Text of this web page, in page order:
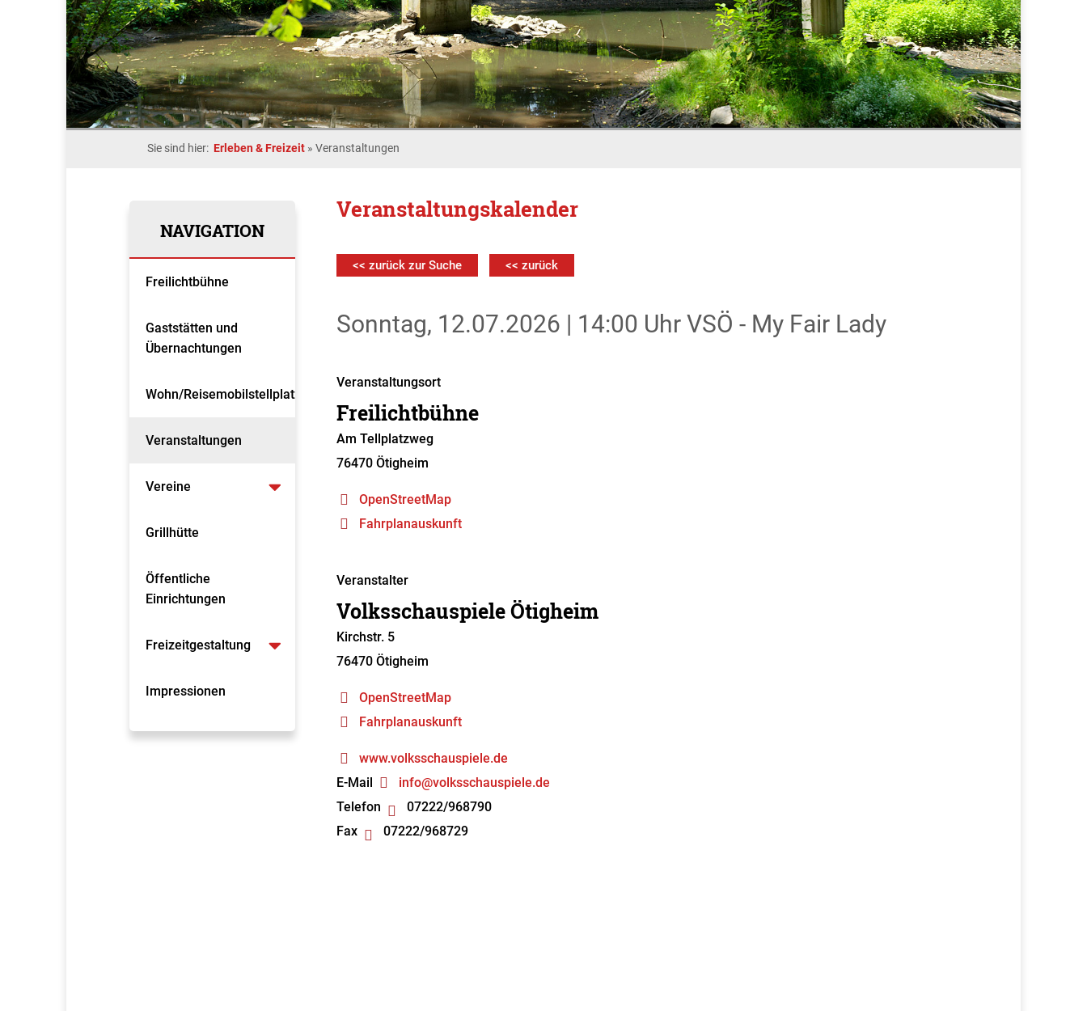
Sie sind hier: Erleben & Freizeit » Veranstaltungen
NAVIGATION
Freilichtbühne
Gaststätten und
Übernachtungen
Wohn/Reisemobilstellplatz
Veranstaltungen
Vereine
Grillhütte
Öffentliche
Einrichtungen
Freizeitgestaltung
Impressionen
Veranstaltungskalender
<< zurück zur Suche << zurück
Sonntag, 12.07.2026 | 14:00 UhrVSÖ - My Fair Lady
Veranstaltungsort
Freilichtbühne
Am Tellplatzweg
76470 Ötigheim
OpenStreetMap
Fahrplanauskunft
Veranstalter
Volksschauspiele Ötigheim
Kirchstr. 5
76470 Ötigheim
OpenStreetMap
Fahrplanauskunft
www.volksschauspiele.de
E-Mail
info@volksschauspiele.de
Telefon
07222/968790
Fax
07222/968729